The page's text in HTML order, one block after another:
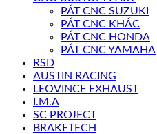
PÁT CNC SUZUKI
PÁT CNC KHÁC
PÁT CNC HONDA
PÁT CNC YAMAHA
RSD
AUSTIN RACING
LEOVINCE EXHAUST
I.M.A
SC PROJECT
BRAKETECH